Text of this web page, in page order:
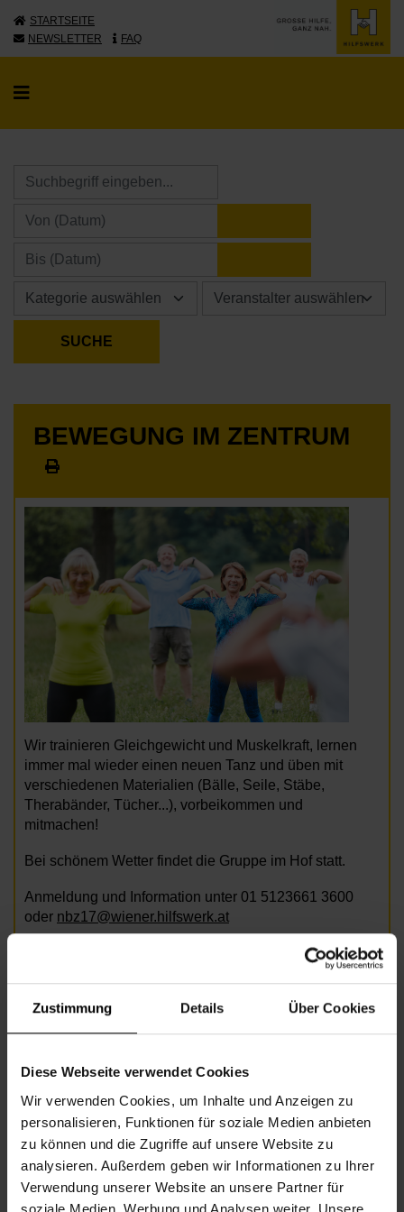
Zustimmung Details Über Cookies
Diese Webseite verwendet Cookies
Wir verwenden Cookies, um Inhalte und Anzeigen zu
personalisieren, Funktionen für soziale Medien anbieten
zu können und die Zugriffe auf unsere Website zu
analysieren. Außerdem geben wir Informationen zu Ihrer
Verwendung unserer Website an unsere Partner für
soziale Medien, Werbung und Analysen weiter. Unsere
STARTSEITE
NEWSLETTER
FAQ
BEWEGUNG IM ZENTRUM
Wir trainieren Gleichgewicht und Muskelkraft, lernen
immer mal wieder einen neuen Tanz und üben mit
verschiedenen Materialien (Bälle, Seile, Stäbe,
Therabänder, Tücher...), vorbeikommen und
mitmachen!
Bei schönem Wetter findet die Gruppe im Hof statt.
Anmeldung und Information unter 01 5123661 3600
oder nbz17@wiener.hilfswerk.at
Informationen zur Veranstaltung
Beginn Montag, 29.09.2025,
10.00 -
11.00
Unkostenbeitrag € 2,00